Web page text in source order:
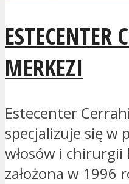
ESTECENTER
MERKEZI
Estecenter
specjalizuje się w
włosów i chirurgii
założona w 1996